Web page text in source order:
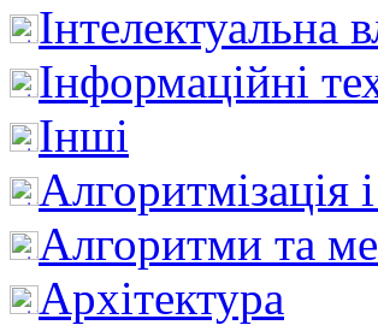
Інтелектуальна
Інформаційні
Інші
Алгоритмізація
Алгоритми та
Архітектура